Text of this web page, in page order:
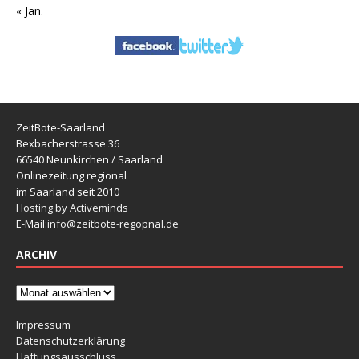
« Jan.
ZeitBote-Saarland
Bexbacherstrasse 36
66540 Neunkirchen / Saarland
Onlinezeitung regional
im Saarland seit 2010
Hosting by Activeminds
E-Mail:info@zeitbote-regopnal.de
ARCHIV
Impressum
Datenschutzerklärung